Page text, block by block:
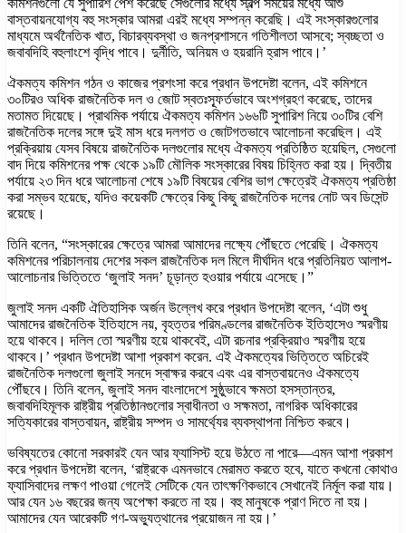
বাস্তবায়নযোগ্য বহু সংস্কার আমরা এরই মধ্যে সম্পন্ন করেছি। এই সংস্কারগুলোর
মাধ্যমে অর্থনৈতিক খাত, বিচারব্যবস্থা ও জনপ্রশাসনে গতিশীলতা আসবে; স্বচ্ছতা ও
জবাবদিহি বহুলাংশে বৃদ্ধি পাবে। দুর্নীতি, অনিয়ম ও হয়রানি হ্রাস পাবে।’
ঐকমত্য কমিশন গঠন ও কাজের প্রশংসা করে প্রধান উপদেষ্টা বলেন, এই কমিশনে
৩০টিরও অধিক রাজনৈতিক দল ও জোট স্বতঃস্ফূর্তভাবে অংশগ্রহণ করেছে, তাদের
মতামত দিয়েছে। প্রাথমিক পর্যায়ে ঐকমত্য কমিশন ১৬৬টি সুপারিশ নিয়ে ৩০টির বেশি
রাজনৈতিক দলের সঙ্গে দুই মাস ধরে দলগত ও জোটগতভাবে আলোচনা করেছিল। এই
প্রক্রিয়ায় যেসব বিষয়ে রাজনৈতিক দলগুলোর মধ্যে ঐকমত্য প্রতিষ্ঠিত হয়েছিল, সেগুলো
বাদ দিয়ে কমিশনের পক্ষ থেকে ১৯টি মৌলিক সংস্কারের বিষয় চিহ্নিত করা হয়। দ্বিতীয়
পর্যায়ে ২৩ দিন ধরে আলোচনা শেষে ১৯টি বিষয়ের বেশির ভাগ ক্ষেত্রেই ঐকমত্য প্রতিষ্ঠা
করা সম্ভব হয়েছে, যদিও কয়েকটি ক্ষেত্রে কিছু কিছু রাজনৈতিক দলের নোট অব ডিসেন্ট
রয়েছে।
তিনি বলেন, “সংস্কারের ক্ষেত্রে আমরা আমাদের লক্ষ্যে পৌঁছতে পেরেছি। ঐকমত্য
কমিশনের পরিচালনায় দেশের সকল রাজনৈতিক দল মিলে দীর্ঘদিন ধরে প্রতিনিয়ত আলাপ-
আলোচনার ভিত্তিতে ‘জুলাই সনদ’ চূড়ান্ত হওয়ার পর্যায়ে এসেছে।”
জুলাই সনদ একটি ঐতিহাসিক অর্জন উল্লেখ করে প্রধান উপদেষ্টা বলেন, ‘এটা শুধু
আমাদের রাজনৈতিক ইতিহাসে নয়, বৃহত্তর পরিমণ্ডলের রাজনৈতিক ইতিহাসেও স্মরণীয়
হয়ে থাকবে। দলিল তো স্মরণীয় হয়ে থাকবেই, এটা রচনার প্রক্রিয়াও স্মরণীয় হয়ে
থাকবে।’ প্রধান উপদেষ্টা আশা প্রকাশ করেন. এই ঐকমত্যের ভিত্তিতে অচিরেই
রাজনৈতিক দলগুলো জুলাই সনদে স্বাক্ষর করবে এবং এর বাস্তবায়নেও ঐকমত্যে
পৌঁছবে। তিনি বলেন, জুলাই সনদ বাংলাদেশে সুষ্ঠুভাবে ক্ষমতা হসস্তান্তর,
জবাবদিহিমূলক রাষ্ট্রীয় প্রতিষ্ঠানগুলোর স্বাধীনতা ও সক্ষমতা, নাগরিক অধিকারের
সত্যিকারের বাস্তবায়ন, রাষ্ট্রীয় সম্পদ ও সামর্থ্যের ব্যবস্থাপনা নিশ্চিত করবে।
ভবিষ্যতের কোনো সরকারই যেন আর ফ্যাসিস্ট হয়ে উঠতে না পারে—এমন আশা প্রকাশ
করে প্রধান উপদেষ্টা বলেন, ‘রাষ্ট্রকে এমনভাবে মেরামত করতে হবে, যাতে কখনো কোথাও
ফ্যাসিবাদের লক্ষণ পাওয়া গেলেই সেটিকে যেন তাৎক্ষণিকভাবে সেখানেই নির্মূল করা যায়।
আর যেন ১৬ বছরের জন্য অপেক্ষা করতে না হয়। বহু মানুষকে প্রাণ দিতে না হয়।
আমাদের যেন আরেকটি গণ-অভ্যুত্থানের প্রয়োজন না হয়।’